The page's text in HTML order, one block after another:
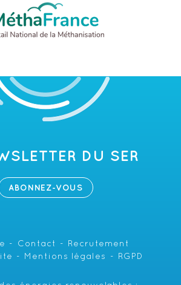
DU SER
ABONNEZ-VOUS
Contact
Recrutement
Mentions légales RGPD